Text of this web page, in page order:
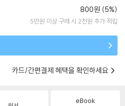
800원 (5%)
5만원 이상 구매 시 2천원 추가 적립
카드/간편결제 혜택을 확인하세요
eBook